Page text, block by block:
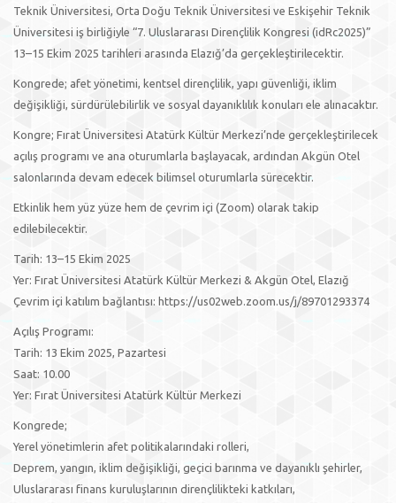
Teknik Üniversitesi, Orta Doğu Teknik Üniversitesi ve Eskişehir Teknik
Üniversitesi iş birliğiyle “7. Uluslararası Dirençlilik Kongresi (idRc2025)”
13–15 Ekim 2025 tarihleri arasında Elazığ’da gerçekleştirilecektir.
Kongrede; afet yönetimi, kentsel dirençlilik, yapı güvenliği, iklim
değişikliği, sürdürülebilirlik ve sosyal dayanıklılık konuları ele alınacaktır.
Kongre; Fırat Üniversitesi Atatürk Kültür Merkezi’nde gerçekleştirilecek
açılış programı ve ana oturumlarla başlayacak, ardından Akgün Otel
salonlarında devam edecek bilimsel oturumlarla sürecektir.
Etkinlik hem yüz yüze hem de çevrim içi (Zoom) olarak takip
edilebilecektir.
Tarih: 13–15 Ekim 2025
Yer: Fırat Üniversitesi Atatürk Kültür Merkezi & Akgün Otel, Elazığ
Çevrim içi katılım bağlantısı: https://us02web.zoom.us/j/89701293374
Açılış Programı:
Tarih: 13 Ekim 2025, Pazartesi
Saat: 10.00
Yer: Fırat Üniversitesi Atatürk Kültür Merkezi
Kongrede;
Yerel yönetimlerin afet politikalarındaki rolleri,
Deprem, yangın, iklim değişikliği, geçici barınma ve dayanıklı şehirler,
Uluslararası finans kuruluşlarının dirençlilikteki katkıları,